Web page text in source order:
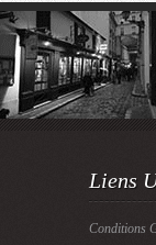
Liens
Conditions